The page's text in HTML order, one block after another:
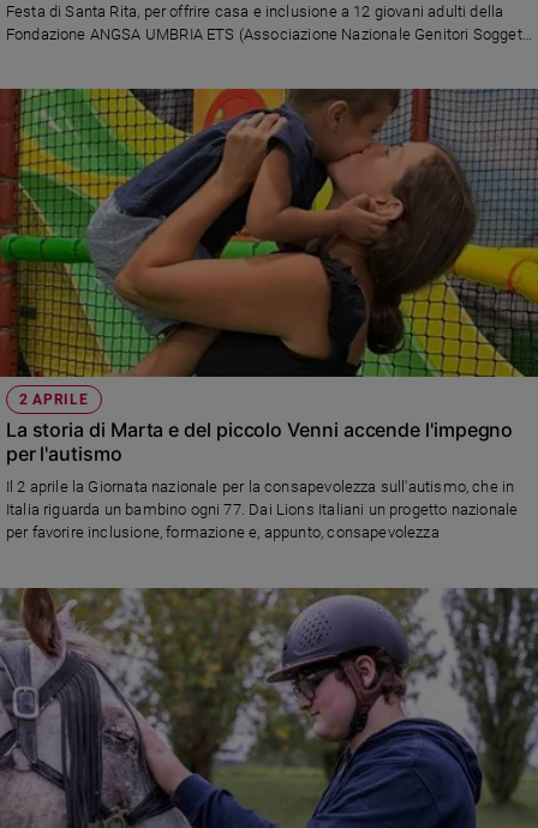
Festa di Santa Rita, per offrire casa e inclusione a 12 giovani adulti della
Fondazione ANGSA UMBRIA ETS (Associazione Nazionale Genitori Soggetti
2 APRILE
La storia di Marta e del piccolo Venni accende l'impegno
per l'autismo
Il 2 aprile la Giornata nazionale per la consapevolezza sull'autismo, che in
Italia riguarda un bambino ogni 77. Dai Lions Italiani un progetto nazionale
per favorire inclusione, formazione e, appunto, consapevolezza